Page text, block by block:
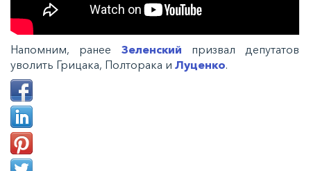
Напомним, ранее Зеленский призвал депутатов
уволить Грицака, Полторака и Луценко.